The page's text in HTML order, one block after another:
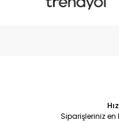
Siparişleriniz en